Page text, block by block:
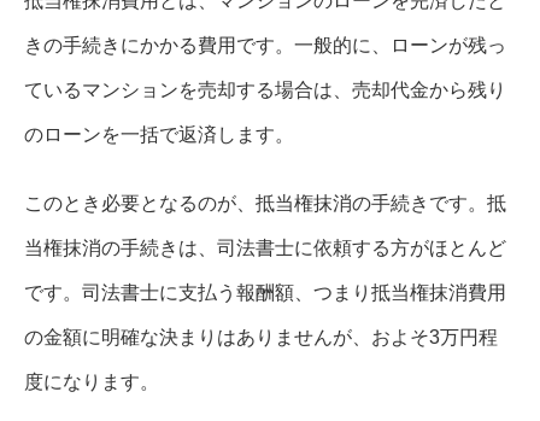
きの手続きにかかる費用です。一般的に、ローンが残っ
ているマンションを売却する場合は、売却代金から残り
のローンを一括で返済します。
このとき必要となるのが、抵当権抹消の手続きです。抵
当権抹消の手続きは、司法書士に依頼する方がほとんど
です。司法書士に支払う報酬額、つまり抵当権抹消費用
の金額に明確な決まりはありませんが、およそ3万円程
度になります。